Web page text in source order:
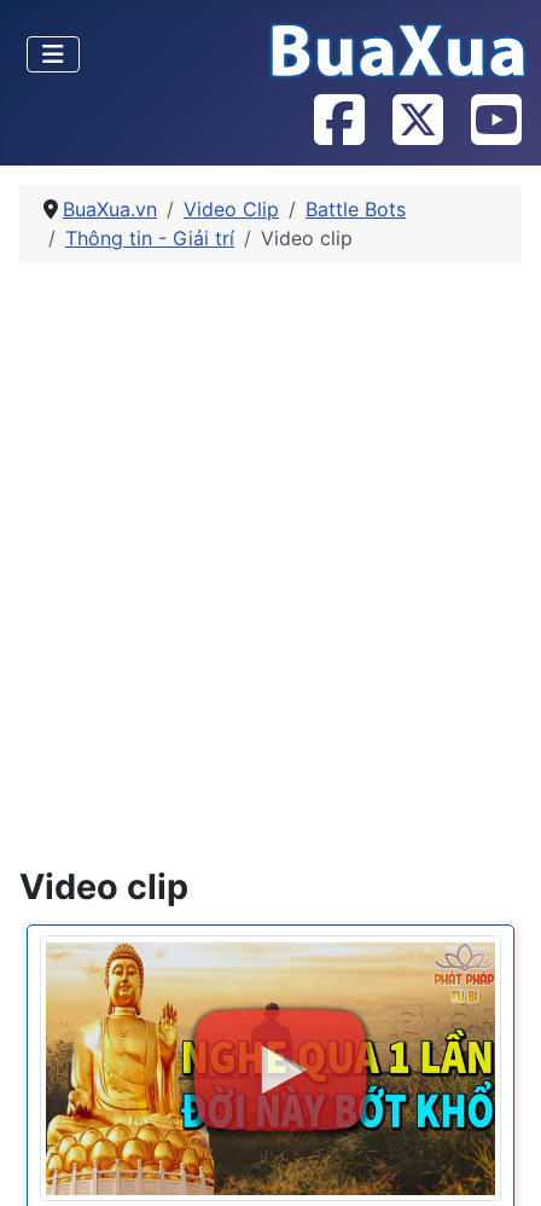
BuaXua.vn Video Clip
Battle Bots
Thông tin - Giải trí
Video clip
Video clip